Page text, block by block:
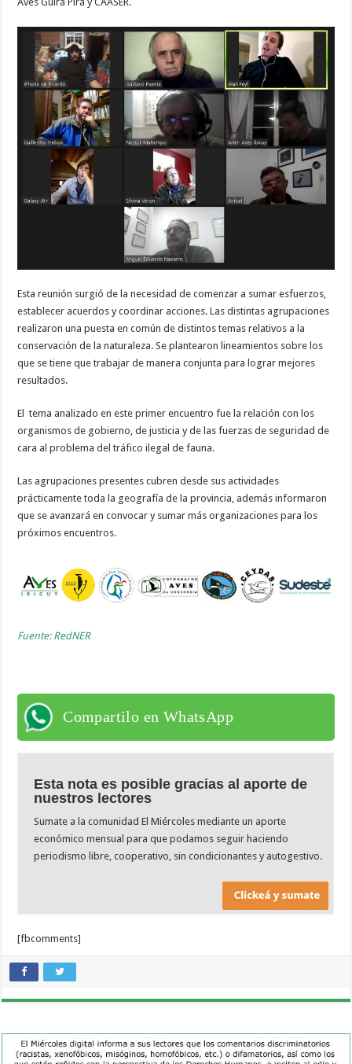
Esta reunión surgió de la necesidad de comenzar a sumar esfuerzos,
establecer acuerdos y coordinar acciones. Las distintas agrupaciones
realizaron una puesta en común de distintos temas relativos a la
conservación de la naturaleza. Se plantearon lineamientos sobre los
que se tiene que trabajar de manera conjunta para lograr mejores
resultados.
El tema analizado en este primer encuentro fue la relación con los
organismos de gobierno, de justicia y de las fuerzas de seguridad de
cara al problema del tráfico ilegal de fauna.
Las agrupaciones presentes cubren desde sus actividades
prácticamente toda la geografía de la provincia, además informaron
que se avanzará en convocar y sumar más organizaciones para los
próximos encuentros.
Fuente: RedNER
Compartilo en WhatsApp
Esta nota es posible gracias al aporte de
nuestros lectores
Sumate a la comunidad El Miércoles mediante un aporte
económico mensual para que podamos seguir haciendo
periodismo libre, cooperativo, sin condicionantes y autogestivo.
[fbcomments]